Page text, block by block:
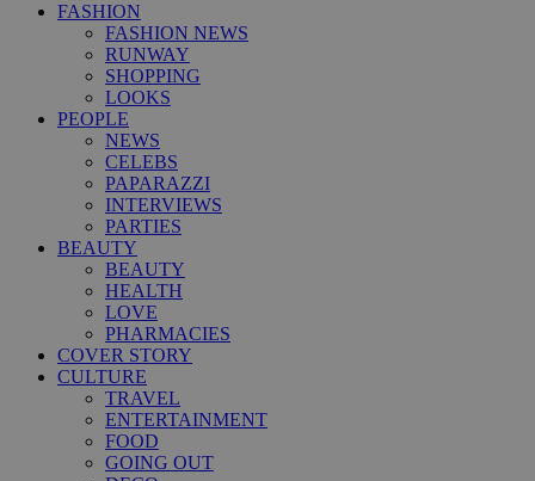
FASHION
FASHION NEWS
RUNWAY
SHOPPING
LOOKS
PEOPLE
NEWS
CELEBS
PAPARAZZI
INTERVIEWS
PARTIES
BEAUTY
BEAUTY
HEALTH
LOVE
PHARMACIES
COVER STORY
CULTURE
TRAVEL
ENTERTAINMENT
FOOD
GOING OUT